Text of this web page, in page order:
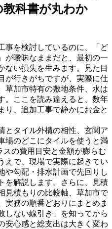
科書が丸わか
事を検討しているのに、「ど
が曖昧なままだと、最初の一
ない損失を生みます。見た目
が行きがちですが、実際に仕
草加市特有の敷地条件、水は
。ここを読み違えると、数年
り、追加工事で静かにお金と
とタイル外構の相性、玄関ア
場のどこにタイルを使うと満
スの費用目安と金額が膨らむ
えで、現場で実際に起きてい
や勾配・排水計画で先回りし
を解説します。さらに、見積
見積もりの比較軸、草加市で
実務の順番どおりにまとめま
しない線引き」を知ってから
安心感と総支出は大きく変わ